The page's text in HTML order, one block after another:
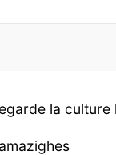
la culture